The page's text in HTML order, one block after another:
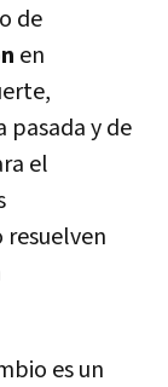
de
en
y de
el
es un